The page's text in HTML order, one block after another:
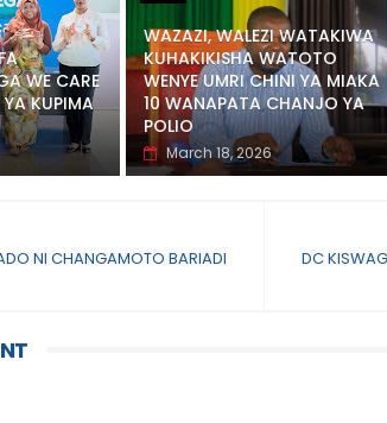
WE CARE
KUPIMA
WAZAZI, WALEZI WATAKIWA
KUHAKIKISHA WATOTO
WENYE UMRI CHINI YA MIAKA
10 WANAPATA CHANJO YA
POLIO
March 18, 2026
DC
NI CHANGAMOTO BARIADI